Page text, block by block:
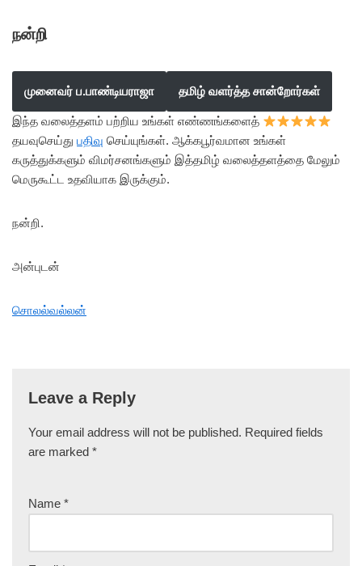
நன்றி
முனைவர் ப.பாண்டியராஜா தமிழ் வளர்த்த சான்றோர்கள்
இந்த வலைத்தளம் பற்றிய உங்கள் எண்ணங்களைத்
தயவுசெய்து பதிவு செய்யுங்கள். ஆக்கபூர்வமான உங்கள்
கருத்துக்களும் விமர்சனங்களும் இத்தமிழ் வலைத்தளத்தை மேலும்
மெருகூட்ட உதவியாக இருக்கும்.
நன்றி.
அன்புடன்
சொலல்வல்லன்
Leave a Reply
Your email address will not be published. Required fields
are marked *
Name *